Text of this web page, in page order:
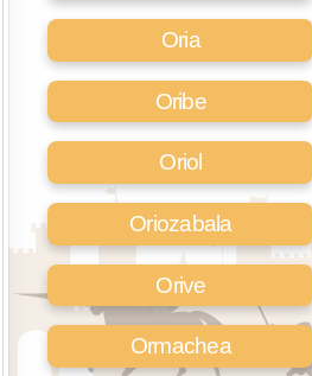
Oria
Oribe
Oriol
Oriozabala
Orive
Ormachea